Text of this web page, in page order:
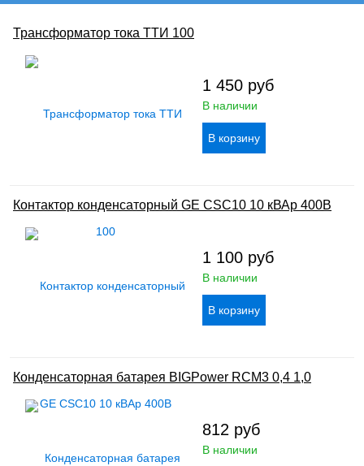
Трансформатор тока ТТИ 100
1 450 руб
В наличии
Контактор конденсаторный GE CSC10 10 кВАр 400В
1 100 руб
В наличии
Конденсаторная батарея BIGPower RCM3 0,4 1,0
812 руб
В наличии